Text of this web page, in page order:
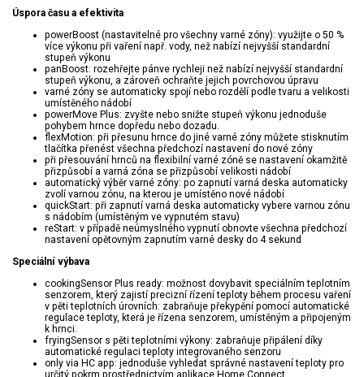
Úspora času a efektivita
powerBoost (nastavitelné pro všechny varné zóny): využijte o 50 %
více výkonu při vaření např. vody, než nabízí nejvyšší standardní
stupeň výkonu
panBoost: rozehřejte pánve rychleji než nabízí nejvyšší standardní
stupeň výkonu, a zároveň ochraňte jejich povrchovou úpravu
varné zóny se automaticky spojí nebo rozdělí podle tvaru a velikosti
umístěného nádobí
powerMove Plus: zvyšte nebo snižte stupeň výkonu jednoduše
pohybem hrnce dopředu nebo dozadu.
flexMotion: při přesunu hrnce do jiné varné zóny můžete stisknutím
tlačítka přenést všechna předchozí nastavení do nové zóny
při přesouvání hrnců na flexibilní varné zóně se nastavení okamžitě
přizpůsobí a varná zóna se přizpůsobí velikosti nádobí
automatický výběr varné zóny: po zapnutí varná deska automaticky
zvolí varnou zónu, na kterou je umístěno nové nádobí
quickStart: při zapnutí varná deska automaticky vybere varnou zónu
s nádobím (umístěným ve vypnutém stavu)
reStart: v případě neúmyslného vypnutí obnovte všechna předchozí
nastavení opětovným zapnutím varné desky do 4 sekund
Speciální výbava
cookingSensor Plus ready: možnost dovybavit speciálním teplotním
senzorem, který zajistí precizní řízení teploty během procesu vaření
v pěti teplotních úrovních: zabraňuje překypění pomocí automatické
regulace teploty, která je řízena senzorem, umístěným a připojeným
k hrnci.
fryingSensor s pěti teplotními výkony: zabraňuje připálení díky
automatické regulaci teploty integrovaného senzoru
only via HC app: jednoduše vyhledat správné nastavení teploty pro
určitý pokrm prostřednictvím aplikace Home Connect